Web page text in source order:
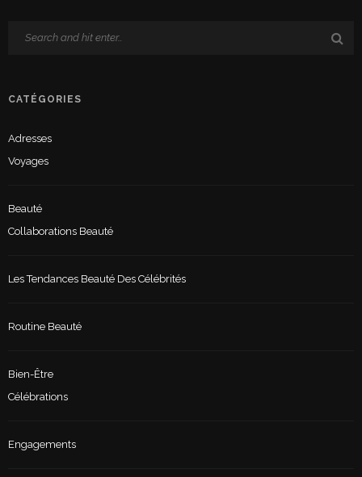
CATÉGORIES
Adresses
Voyages
Beauté
Collaborations Beauté
Les Tendances Beauté Des Célébrités
Routine Beauté
Bien-Être
Célébrations
Engagements